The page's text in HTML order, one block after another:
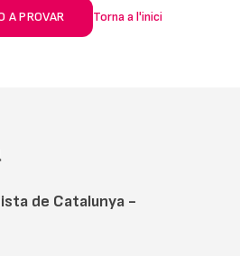
A PROVAR Torna a l'inici
de Catalunya -